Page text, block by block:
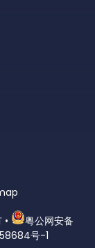
•
粤公网安备
号-1